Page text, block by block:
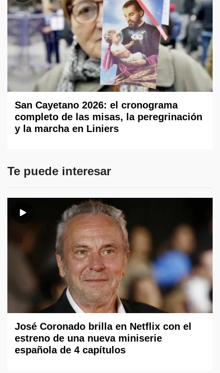
San Cayetano 2026: el cronograma
completo de las misas, la peregrinación
y la marcha en Liniers
Te puede interesar
José Coronado brilla en Netflix con el
estreno de una nueva miniserie
española de 4 capítulos